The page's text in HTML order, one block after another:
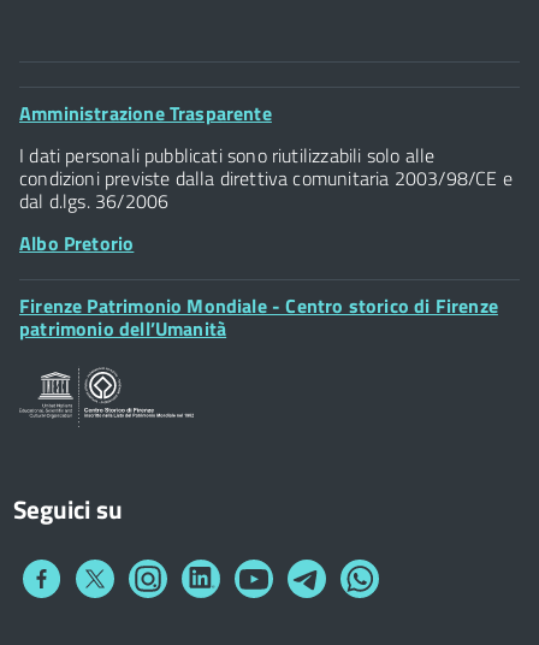
Comune di Firenze
Palazzo Vecchio
Piazza della Signoria - 50122, Firenze
Posta Elettronica Certificata
Footer
Amministrazione Trasparente
I dati personali pubblicati sono riutilizzabili solo alle
condizioni previste dalla direttiva comunitaria 2003/98/CE e
dal d.lgs. 36/2006
Albo Pretorio
Footer
Widget
Firenze Patrimonio Mondiale - Centro storico di Firenze
patrimonio dell’Umanità
Seguici su
Collegamento
Collegamento
a
Collegamento
a
Collegamento
a
Collegamento
a
Collegamento
a
Collegamento
a